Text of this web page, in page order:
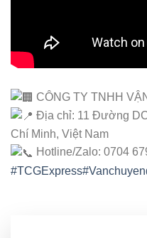
CÔNG TY TNHH
Địa chỉ: 11 Đường
Chí Minh, Việt Nam
Hotline/Zalo: 0704
#TCGExpress